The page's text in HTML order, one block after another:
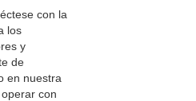
con la
los
y
de
en nuestra
con